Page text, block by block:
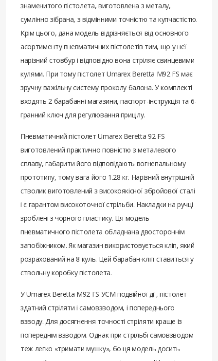
знаменитого пістолета, виготовлена ​​з металу,
сумлінно зібрана, з відмінними точністю та купчастістю.
Крім цього, дана модель відрізняється від основного
асортименту пневматичних пістолетів тим, що у неї
нарізний стовбур і відповідно вона стріляє свинцевими
кулями. При тому пістолет Umarex Beretta M92 FS має
зручну важільну систему проколу балона. У комплекті
входять 2 барабанні магазини, паспорт-інструкція та 6-
гранний ключ для регулювання прицілу.
Пневматичний пістолет Umarex Beretta 92 FS
виготовлений практично повністю з металевого
сплаву, габарити його відповідають вогнепальному
прототипу, тому вага його 1.28 кг. Нарізний внутрішній
стволик виготовлений з високоякісної збройової сталі
і є гарантом високоточної стрільби. Накладки на ручці
зроблені з чорного пластику. Ця модель
пневматичного пістолета обладнана двостороннім
запобіжником. Як магазин використовується кліп, який
розрахований на 8 куль. Цей барабан-кліп ставиться у
ствольну коробку пістолета.
У Umarex Beretta M92 FS УСМ подвійної дії, пістолет
здатний стріляти і самовзводом, і попереднього
взводу. Для досягнення точності стріляти краще із
попереднім взводом. Однак при стрільбі самовзводом
теж легко «тримати мушку», бо ця модель досить